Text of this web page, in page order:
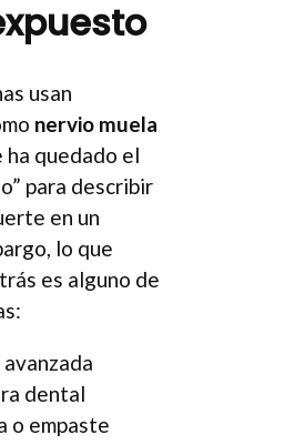
usan
nervio muela
ha quedado el
para describir
en un
lo que
es alguno de
dental
o empaste